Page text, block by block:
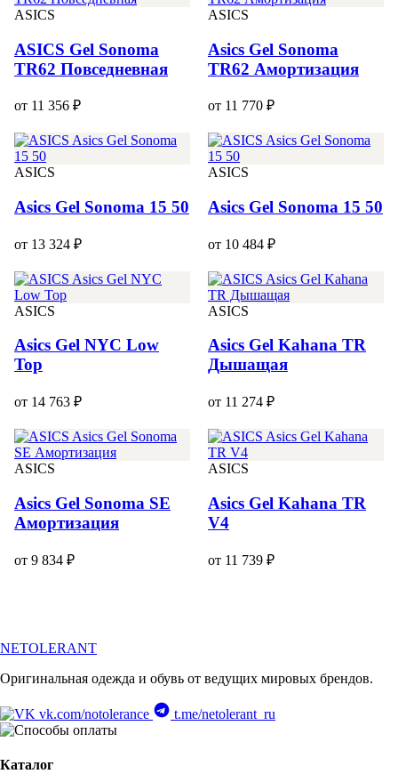
ASICS
ASICS Gel Sonoma
TR62 Повседневная
от 11 356 ₽
ASICS
Asics Gel Sonoma
TR62 Амортизация
от 11 770 ₽
ASICS
Asics Gel Sonoma 15 50
от 13 324 ₽
ASICS
Asics Gel Sonoma 15 50
от 10 484 ₽
ASICS
Asics Gel NYC Low
Top
от 14 763 ₽
ASICS
Asics Gel Kahana TR
Дышащая
от 11 274 ₽
ASICS
Asics Gel Sonoma SE
Амортизация
от 9 834 ₽
ASICS
Asics Gel Kahana TR
V4
от 11 739 ₽
NETOLERANT
Оригинальная одежда и обувь от ведущих мировых брендов.
vk.com/notolerance t.me/netolerant_ru
Каталог